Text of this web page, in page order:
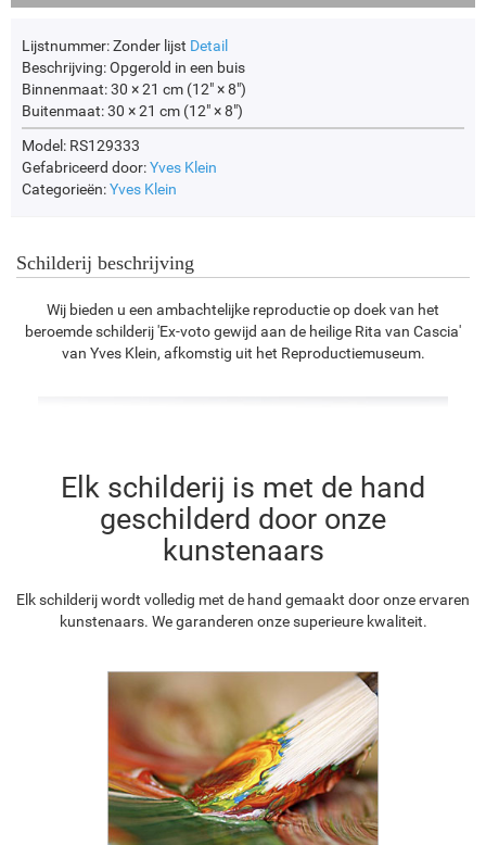
Lijstnummer:Zonder lijst Detail
Beschrijving:Opgerold in een buis
Binnenmaat:30 × 21 cm (12" × 8")
Buitenmaat:30 × 21 cm (12" × 8")
Model: RS129333
Gefabriceerd door:Yves Klein
Categorieën:Yves Klein
Schilderij beschrijving
Wij bieden u een ambachtelijke reproductie op doek van het
beroemde schilderij 'Ex-voto gewijd aan de heilige Rita van Cascia'
van Yves Klein, afkomstig uit het Reproductiemuseum.
Elk schilderij is met de hand
geschilderd door onze
kunstenaars
Elk schilderij wordt volledig met de hand gemaakt door onze ervaren
kunstenaars. We garanderen onze superieure kwaliteit.